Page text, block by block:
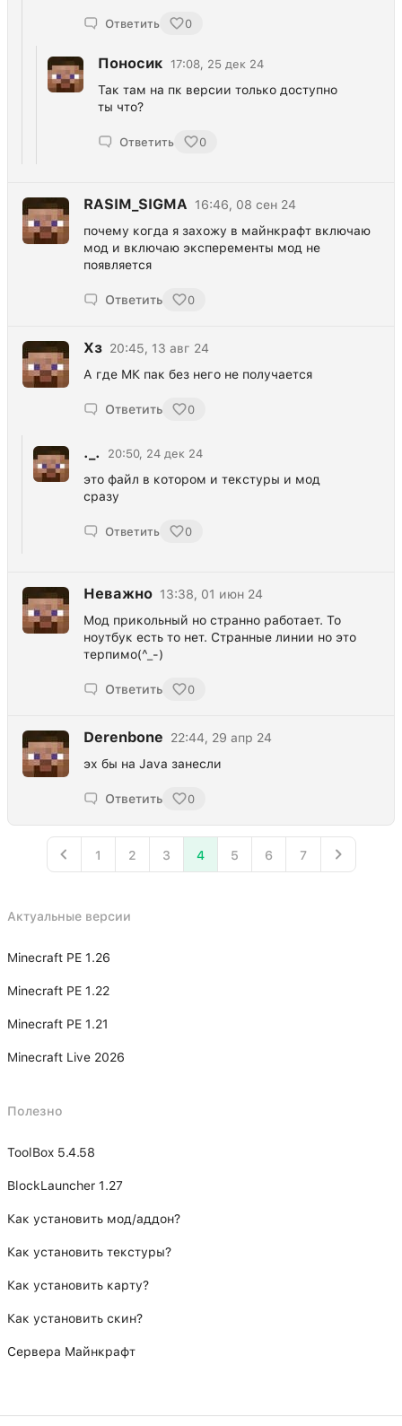
Ответить 0
Поносик 17:08, 25 дек 24
Так там на пк версии только доступно
ты что?
Ответить 0
RASIM_SIGMA
16:46, 08 сен 24
почему когда я захожу в майнкрафт включаю
мод и включаю эксперементы мод не
появляется
Ответить 0
Хз 20:45, 13 авг 24
А где МК пак без него не получается
Ответить 0
._. 20:50, 24 дек 24
это файл в котором и текстуры и мод
сразу
Ответить 0
Неважно 13:38, 01 июн 24
Мод прикольный но странно работает. То
ноутбук есть то нет. Странные линии но это
терпимо(^_-)
Ответить 0
Derenbone
22:44, 29 апр 24
эх бы на Java занесли
Ответить 0
1 2 3 4 5 6 7
Актуальные версии
Minecraft PE 1.26
Minecraft PE 1.22
Minecraft PE 1.21
Minecraft Live 2026
Полезно
ToolBox 5.4.58
BlockLauncher 1.27
Как установить мод/аддон?
Как установить текстуры?
Как установить карту?
Как установить скин?
Сервера Майнкрафт